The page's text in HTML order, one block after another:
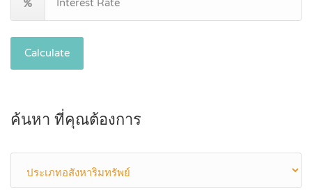
Calculate
ค้นหา ที่คุณต้องการ